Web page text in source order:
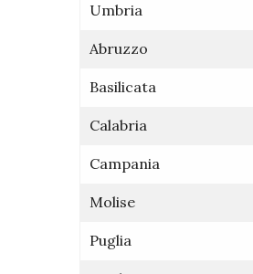
Umbria
Abruzzo
Basilicata
Calabria
Campania
Molise
Puglia